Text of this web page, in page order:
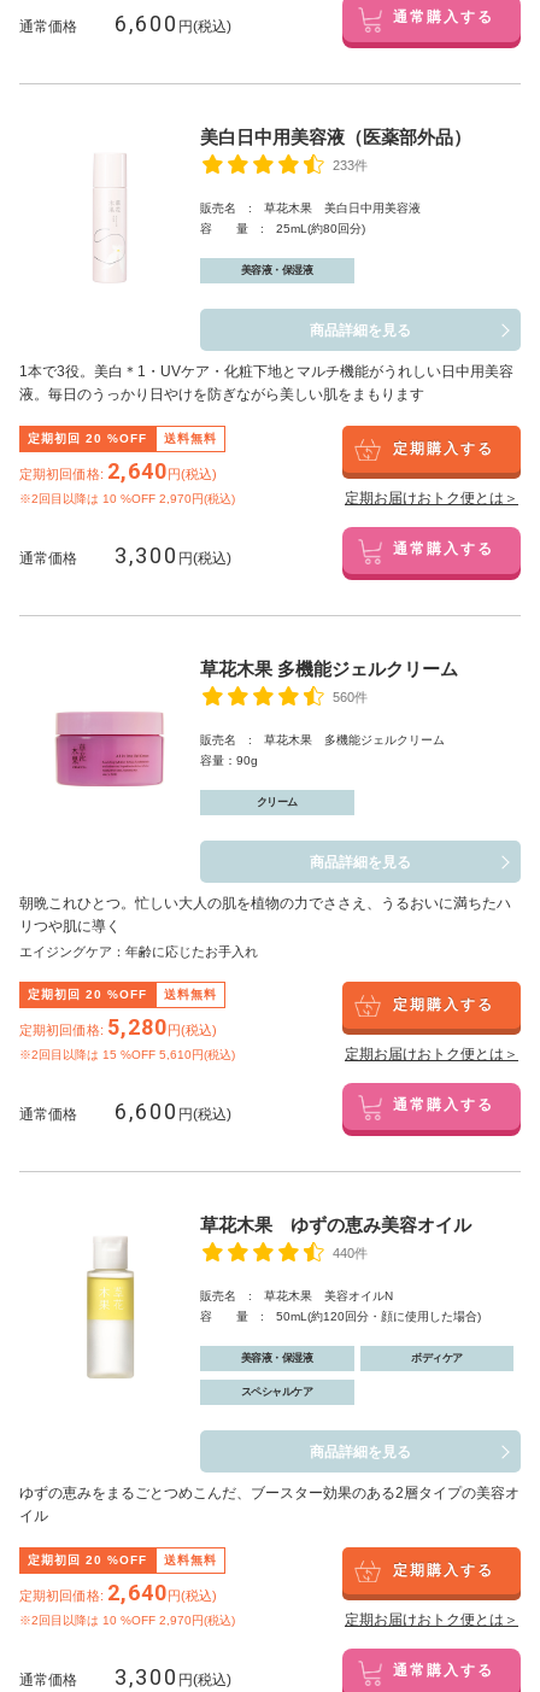
通常価格 6,600 円(税込) 通常購入する
美白日中用美容液（医薬部外品）
233件
販売名 : 草花木果 美白日中用美容液
容 量 : 25mL(約80回分)
美容液・保湿液
商品詳細を見る
1本で3役。美白 ＊1 ・UVケア・化粧下地とマルチ機能がうれしい日中用美容
液。毎日のうっかり日やけを防ぎながら美しい肌をまもります
定期初回 20 %OFF 送料無料
定期初回価格: 2,640円(税込)
※2回目以降は 10 %OFF 2,970円(税込)
定期購入する
定期お届けおトク便とは＞
通常価格 3,300 円(税込) 通常購入する
草花木果 多機能ジェルクリーム
560件
販売名 : 草花木果 多機能ジェルクリーム
容量：90g
クリーム
商品詳細を見る
朝晩これひとつ。忙しい大人の肌を植物の力でささえ、うるおいに満ちたハ
リつや肌に導く
エイジングケア：年齢に応じたお手入れ
定期初回 20 %OFF 送料無料
定期初回価格: 5,280円(税込)
※2回目以降は 15 %OFF 5,610円(税込)
定期購入する
定期お届けおトク便とは＞
通常価格 6,600 円(税込) 通常購入する
草花木果 ゆずの恵み美容オイル
440件
販売名 : 草花木果 美容オイルN
容 量 : 50mL(約120回分・顔に使用した場合)
美容液・保湿液 ボディケア
スペシャルケア
商品詳細を見る
ゆずの恵みをまるごとつめこんだ、ブースター効果のある2層タイプの美容オ
イル
定期初回 20 %OFF 送料無料
定期初回価格: 2,640円(税込)
※2回目以降は 10 %OFF 2,970円(税込)
定期購入する
定期お届けおトク便とは＞
通常価格 3,300 円(税込) 通常購入する